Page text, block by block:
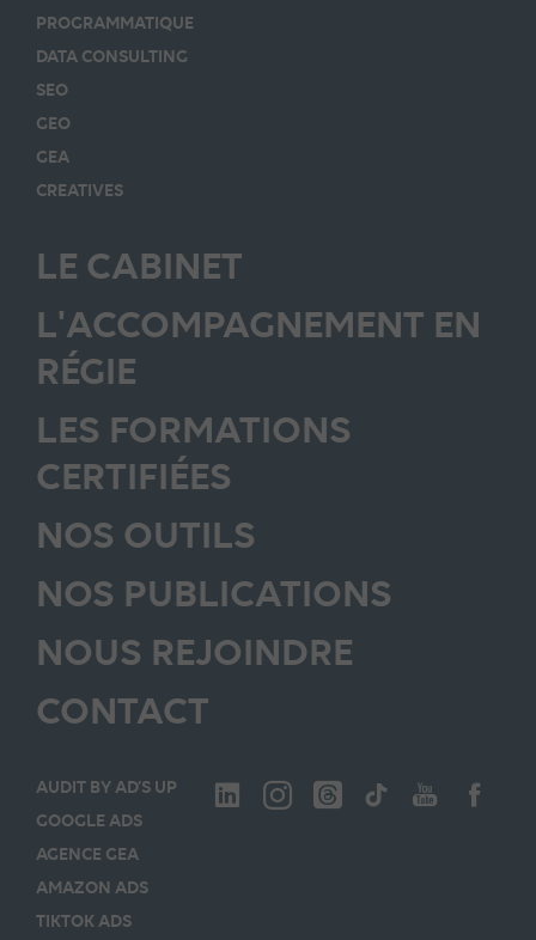
PROGRAMMATIQUE
DATA CONSULTING
SEO
GEO
GEA
CREATIVES
LE CABINET
L'ACCOMPAGNEMENT EN
RÉGIE
LES FORMATIONS
CERTIFIÉES
NOS OUTILS
NOS PUBLICATIONS
NOUS REJOINDRE
CONTACT
AUDIT BY AD’S UP
GOOGLE ADS
AGENCE GEA
AMAZON ADS
TIKTOK ADS